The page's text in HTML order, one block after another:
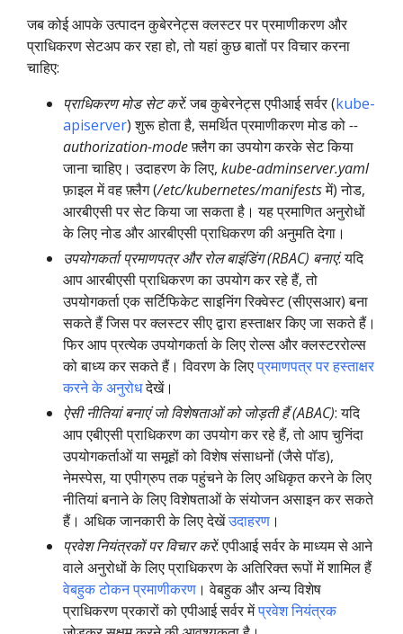
जब कोई आपके उत्पादन कुबेरनेट्स क्लस्टर पर प्रमाणीकरण और
प्राधिकरण सेटअप कर रहा हो, तो यहां कुछ बातों पर विचार करना
चाहिए:
प्राधिकरण मोड सेट करें: जब कुबेरनेट्स एपीआई सर्वर (kube-
apiserver) शुरू होता है, समर्थित प्रमाणीकरण मोड को--
authorization-modeफ़्लैग का उपयोग करके सेट किया
जाना चाहिए। उदाहरण के लिए, kube-adminserver.yaml
फ़ाइल में वह फ़्लैग (/etc/kubernetes/manifestsमें) नोड,
आरबीएसी पर सेट किया जा सकता है। यह प्रमाणित अनुरोधों
के लिए नोड और आरबीएसी प्राधिकरण की अनुमति देगा।
उपयोगकर्ता प्रमाणपत्र और रोल बाइंडिंग (RBAC) बनाएं: यदि
आप आरबीएसी प्राधिकरण का उपयोग कर रहे हैं, तो
उपयोगकर्ता एक सर्टिफिकेट साइनिंग रिक्वेस्ट (सीएसआर) बना
सकते हैं जिस पर क्लस्टर सीए द्वारा हस्ताक्षर किए जा सकते हैं।
फिर आप प्रत्येक उपयोगकर्ता के लिए रोल्स और क्लस्टररोल्स
को बाध्य कर सकते हैं। विवरण के लिएप्रमाणपत्र पर हस्ताक्षर
करने के अनुरोधदेखें।
ऐसी नीतियां बनाएं जो विशेषताओं को जोड़ती हैं (ABAC): यदि
आप एबीएसी प्राधिकरण का उपयोग कर रहे हैं, तो आप चुनिंदा
उपयोगकर्ताओं या समूहों को विशेष संसाधनों (जैसे पॉड),
नेमस्पेस, या एपीग्रुप तक पहुंचने के लिए अधिकृत करने के लिए
नीतियां बनाने के लिए विशेषताओं के संयोजन असाइन कर सकते
हैं। अधिक जानकारी के लिए देखेंउदाहरण ।
प्रवेश नियंत्रकों पर विचार करें: एपीआई सर्वर के माध्यम से आने
वाले अनुरोधों के लिए प्राधिकरण के अतिरिक्त रूपों में शामिल हैं
वेबहुक टोकन प्रमाणीकरण । वेबहुक और अन्य विशेष
प्राधिकरण प्रकारों को एपीआई सर्वर मेंप्रवेश नियंत्रक